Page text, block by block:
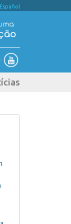
Español